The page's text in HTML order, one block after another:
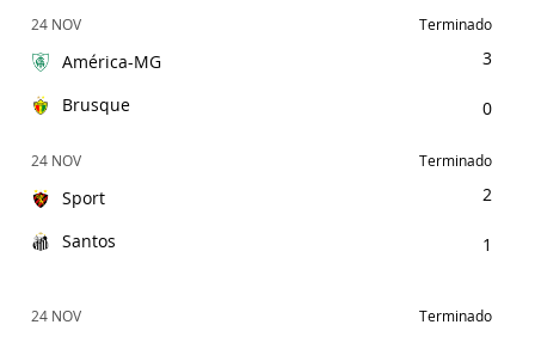
24 NOV Terminado
América-MG
Brusque
3
0
24 NOV Terminado
Sport
Santos
2
1
24 NOV Terminado